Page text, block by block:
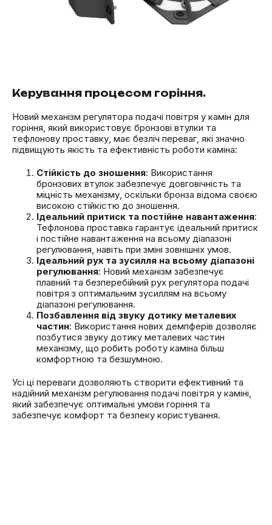
Керування процесом горіння.
Новий механізм регулятора подачі повітря у камін для
горіння, який використовує бронзові втулки та
тефлонову проставку, має безліч переваг, які значно
підвищують якість та ефективність роботи каміна:
Стійкість до зношення: Використання
бронзових втулок забезпечує довговічність та
міцність механізму, оскільки бронза відома своєю
високою стійкістю до зношення.
Ідеальний притиск та постійне навантаження:
Тефлонова проставка гарантує ідеальний притиск
і постійне навантаження на всьому діапазоні
регулювання, навіть при зміні зовнішніх умов.
Ідеальний рух та зусилля на всьому діапазоні
регулювання: Новий механізм забезпечує
плавний та безперебійний рух регулятора подачі
повітря з оптимальним зусиллям на всьому
діапазоні регулювання.
Позбавлення від звуку дотику металевих
частин: Використання нових демпферів дозволяє
позбутися звуку дотику металевих частин
механізму, що робить роботу каміна більш
комфортною та безшумною.
Усі ці переваги дозволяють створити ефективний та
надійний механізм регулювання подачі повітря у каміні,
який забезпечує оптимальні умови горіння та
забезпечує комфорт та безпеку користування.